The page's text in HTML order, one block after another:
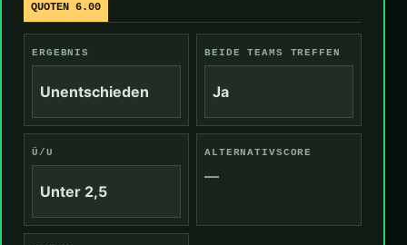
QUOTEN 6.00
ERGEBNIS
Unentschieden
BEIDE TEAMS TREFFEN
Ja
Ü/U
Unter 2,5
ALTERNATIVSCORE
—